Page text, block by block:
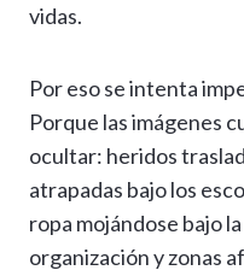
vidas.
Por eso se intenta
Porque las imágenes
ocultar: heridos
atrapadas bajo los
ropa mojándose bajo
organización y zonas